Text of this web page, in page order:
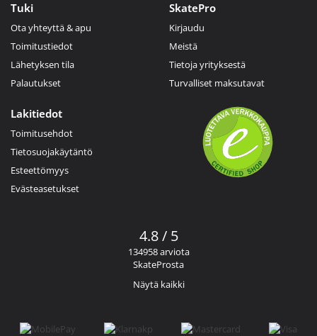
Tuki
Ota yhteyttä & apu
Toimitustiedot
Lähetyksen tila
Palautukset
SkatePro
Kirjaudu
Meistä
Tietoja yrityksestä
Turvalliset maksutavat
Lakitiedot
Toimitusehdot
Tietosuojakäytäntö
Esteettömyys
Evästeasetukset
4.8 / 5
134958 arviota
SkateProsta
Näytä kaikki